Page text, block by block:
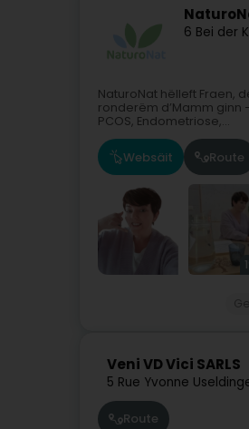
6 Bei der
NaturoNat hëlleft Fraen,
ronderëm d’Mamm ginn
PCOS, Endometriose,...
Websäit Route
Veni VD Vici SARLS
5 Rue Yvonne
Route